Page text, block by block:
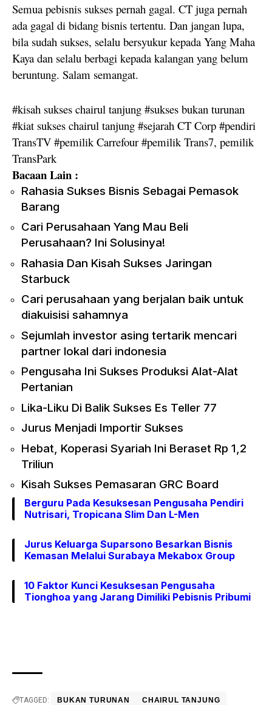
Semua pebisnis sukses pernah gagal. CT juga pernah
ada gagal di bidang bisnis tertentu. Dan jangan lupa,
bila sudah sukses, selalu bersyukur kepada Yang Maha
Kaya dan selalu berbagi kepada kalangan yang belum
beruntung. Salam semangat.
#kisah sukses chairul tanjung #sukses bukan turunan
#kiat sukses chairul tanjung #sejarah CT Corp #pendiri
TransTV #pemilik Carrefour #pemilik Trans7, pemilik
TransPark
Bacaan Lain :
Rahasia Sukses Bisnis Sebagai Pemasok
Barang
Cari Perusahaan Yang Mau Beli
Perusahaan? Ini Solusinya!
Rahasia Dan Kisah Sukses Jaringan
Starbuck
Cari perusahaan yang berjalan baik untuk
diakuisisi sahamnya
Sejumlah investor asing tertarik mencari
partner lokal dari indonesia
Pengusaha Ini Sukses Produksi Alat-Alat
Pertanian
Lika-Liku Di Balik Sukses Es Teller 77
Jurus Menjadi Importir Sukses
Hebat, Koperasi Syariah Ini Beraset Rp 1,2
Triliun
Kisah Sukses Pemasaran GRC Board
Berguru Pada Kesuksesan Pengusaha Pendiri
Nutrisari, Tropicana Slim Dan L-Men
Jurus Keluarga Suparsono Besarkan Bisnis
Kemasan Melalui Surabaya Mekabox Group
10 Faktor Kunci Kesuksesan Pengusaha
Tionghoa yang Jarang Dimiliki Pebisnis Pribumi
TAGGED: BUKAN TURUNAN CHAIRUL TANJUNG